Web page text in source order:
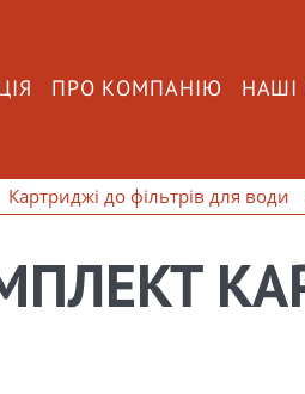
ПРО КОМПАНІЮ НАШІ
Картриджі до фільтрів для води